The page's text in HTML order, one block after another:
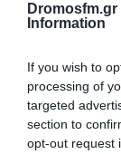
Dromosfm.gr
Information
If you wish to
processing of
targeted
section to
opt-out request